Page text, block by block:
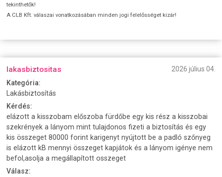
tekinthetők!
A CLB Kft. válaszai vonatkozásában minden jogi felelősséget kizár!
lakasbiztositas
2026 július 04.
Kategória:
Lakásbiztosítás
Kérdés:
elázott a kisszobam előszoba fürdőbe egy kis rész a kisszobai
szekrények a lányom mint tulajdonos fizeti a biztosítás és egy
kis összeget 80000 forint karigenyt nyújtott be a padló szőnyeg
is elázott kB mennyi összeget kapjátok és a lányom igénye nem
befol,asolja a megállapított osszeget
Válasz: